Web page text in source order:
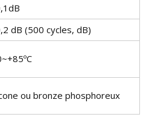
dB (500 cycles, dB)
ou bronze phosphoreux